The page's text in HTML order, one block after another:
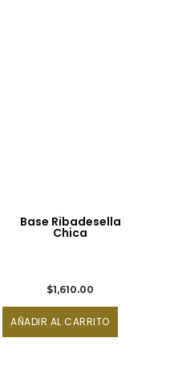
Base Ribadesella
Chica
$1,610.00
AÑADIR AL CARRITO